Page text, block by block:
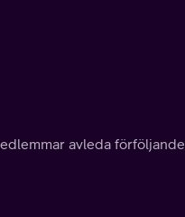
avleda förföljande